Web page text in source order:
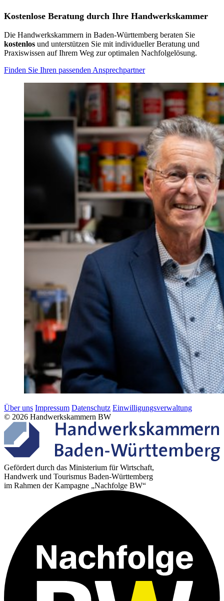
Kostenlose Beratung durch Ihre Handwerkskammer
Die Handwerkskammern in Baden-Württemberg beraten Sie
kostenlos und unterstützen Sie mit individueller Beratung und
Praxiswissen auf Ihrem Weg zur optimalen Nachfolgelösung.
Finden Sie Ihren passenden Ansprechpartner
Über uns Impressum Datenschutz Einwilligungsverwaltung
© 2026 Handwerkskammern BW
Gefördert durch das Ministerium für Wirtschaft,
Handwerk und Tourismus Baden-Württemberg
im Rahmen der Kampagne „Nachfolge BW“